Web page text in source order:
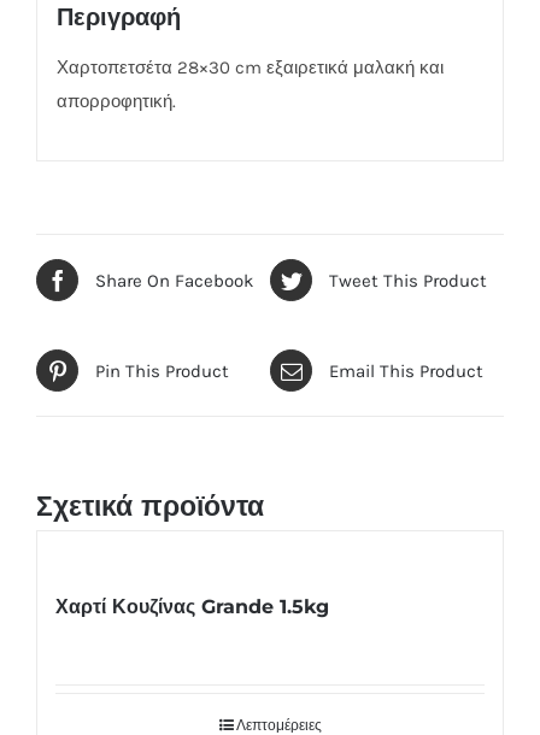
Περιγραφή
Χαρτοπετσέτα 28×30 cm εξαιρετικά μαλακή και
απορροφητική.
Share On Facebook Tweet This Product
Pin This Product Email This Product
Σχετικά προϊόντα
Χαρτί Κουζίνας Grande 1.5kg
Λεπτομέρειες